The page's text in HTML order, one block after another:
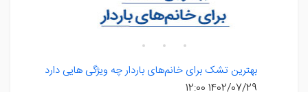
بهترین تشک برای خانم‌های باردار چه ویژگی هایی دارد
1402/07/29 12:00